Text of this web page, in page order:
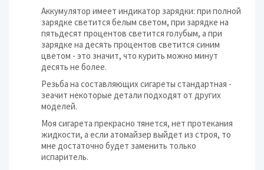
Аккумулятор имеет индикатор зарядки: при полной
зарядке светится белым светом, при зарядке на
пятьдесят процентов светится голубым, а при
зарядке на десять процентов светится синим
цветом - это значит, что курить можно минут
десять не более.
Резьба на составляющих сигареты стандартная -
зеачит некоторые детали подходят от других
моделей.
Моя сигарета прекрасно тянется, нет протекания
жидкости, а если атомайзер выйдет из строя, то
мне достаточно будет заменить только
испаритель.